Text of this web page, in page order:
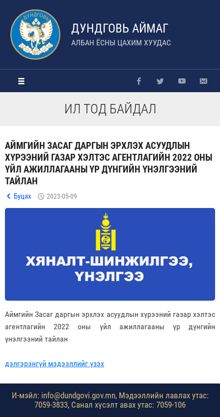
ДУНДГОВЬ АЙМАГ
АЛБАН ЁСНЫ ЦАХИМ ХУУДАС
ИЛ ТОД БАЙДАЛ
АЙМГИЙН ЗАСАГ ДАРГЫН ЭРХЛЭХ АСУУДЛЫН
ХҮРЭЭНИЙ ГАЗАР ХЭЛТЭС АГЕНТЛАГИЙН 2022 ОНЫ
ҮЙЛ АЖИЛЛАГААНЫ ҮР ДҮНГИЙН ҮНЭЛГЭЭНИЙ
ТАЙЛАН
Буцах 2023-05-09
Аймгийн Засаг даргын эрхлэх асуудлын хүрээний газар хэлтэс
агентлагийн 2022 оны үйл ажиллагааны үр дүнгийн
үнэлгээний тайлан
дэлгэрэнгүй мэдээллийг үзэх
И-мэйл: info@dundgovi.gov.mn, Мэдээллийн лавлах утас:
7059-3833, Санал хүсэлт авах утас: 7059-106